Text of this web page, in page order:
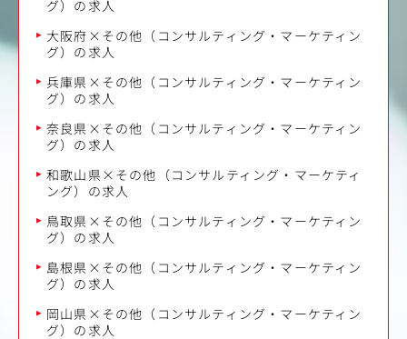
グ）の求人
大阪府×その他（コンサルティング・マーケティン
グ）の求人
兵庫県×その他（コンサルティング・マーケティン
グ）の求人
奈良県×その他（コンサルティング・マーケティン
グ）の求人
和歌山県×その他（コンサルティング・マーケティ
ング）の求人
鳥取県×その他（コンサルティング・マーケティン
グ）の求人
島根県×その他（コンサルティング・マーケティン
グ）の求人
岡山県×その他（コンサルティング・マーケティン
グ）の求人